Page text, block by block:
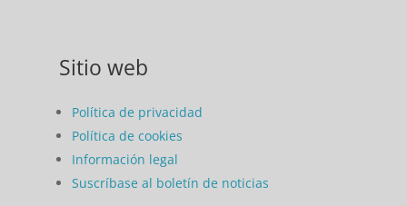
Sitio web
Política de privacidad
Política de cookies
Información legal
Suscríbase al boletín de noticias